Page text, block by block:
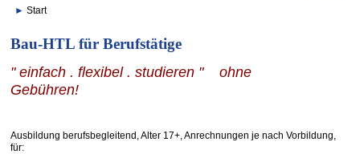
Start
Bau-HTL für Berufstätige
" einfach . flexibel . studieren " ohne
Gebühren!
Ausbildung berufsbegleitend, Alter 17+, Anrechnungen je nach Vorbildung,
für: